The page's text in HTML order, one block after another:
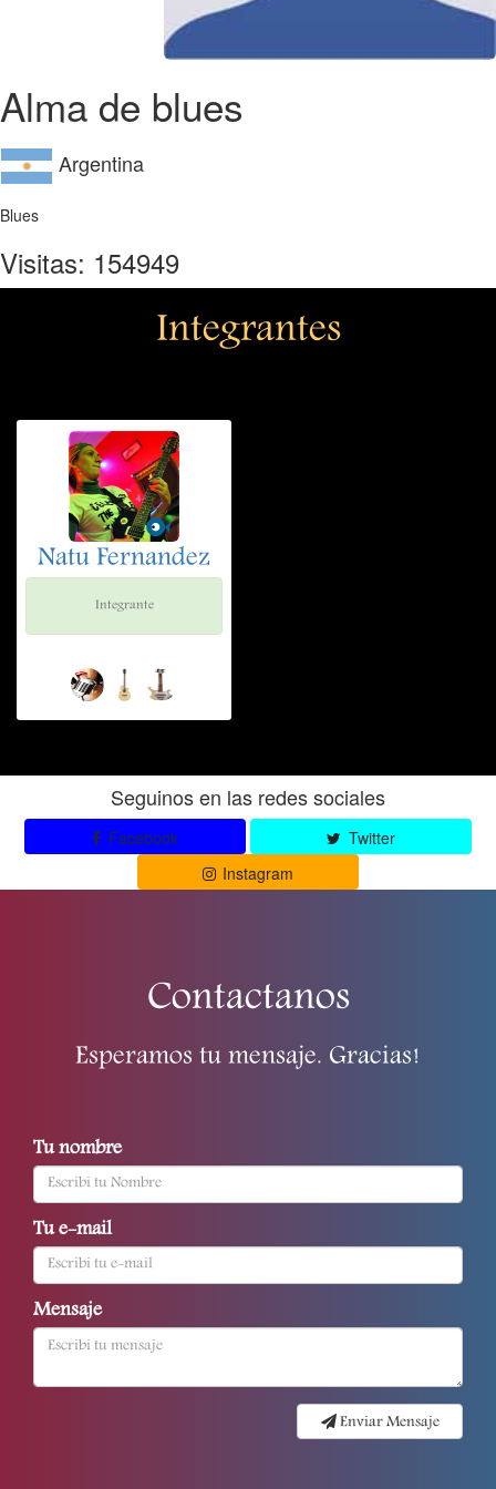
Alma de blues
Argentina
Blues
Visitas: 154949
Integrantes
Natu Fernandez
Integrante
Seguinos en las redes sociales
Facebook
Twitter
Instagram
Contactanos
Esperamos tu mensaje. Gracias!
Tu nombre
Tu e-mail
Mensaje
Enviar Mensaje